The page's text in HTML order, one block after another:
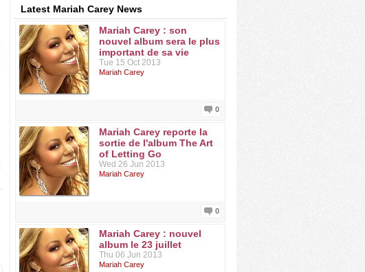
Latest Mariah Carey News
Mariah Carey : son
nouvel album sera le plus
important de sa vie
Tue 15 Oct 2013
Mariah Carey
0
Mariah Carey reporte la
sortie de l'album The Art
of Letting Go
Wed 26 Jun 2013
Mariah Carey
0
Mariah Carey : nouvel
album le 23 juillet
Thu 06 Jun 2013
Mariah Carey